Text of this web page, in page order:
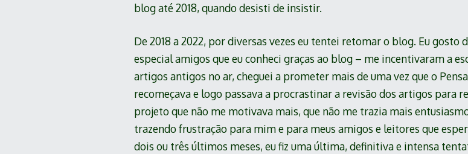
blog até 2018, quando desisti de insistir.
De 2018 a 2022, por diversas vezes eu tentei retomar o blog. Eu gosto
especial amigos que eu conheci graças ao blog – me incentivaram a
artigos antigos no ar, cheguei a prometer mais de uma vez que o
recomeçava e logo passava a procrastinar a revisão dos artigos para
projeto que não me motivava mais, que não me trazia mais
trazendo frustração para mim e para meus amigos e leitores que
dois ou três últimos meses, eu fiz uma última, definitiva e intensa